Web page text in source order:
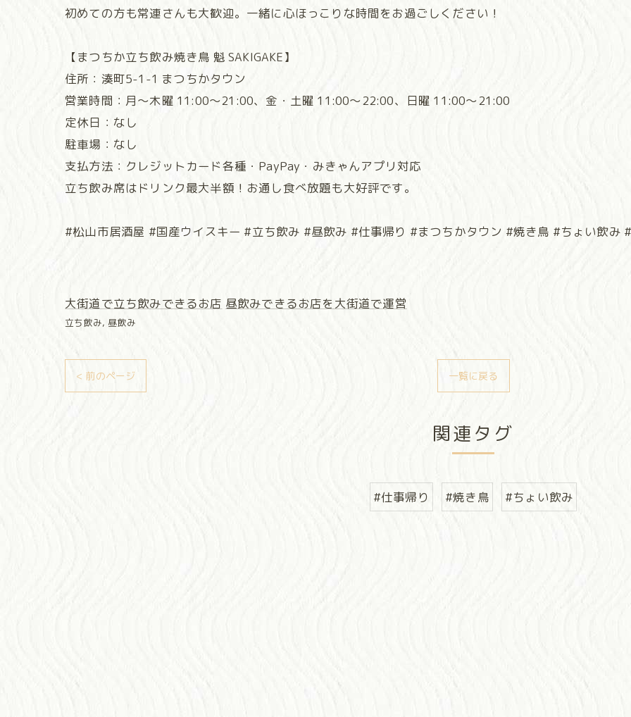
初めての方も常連さんも大歓迎。一緒に心ほっこりな時間をお過ごしください！
【まつちか立ち飲み焼き鳥 魁 SAKIGAKE】
住所：湊町5-1-1 まつちかタウン
営業時間：月～木曜 11:00～21:00、金・土曜 11:00～22:00、日曜 11:00～21:00
定休日：なし
駐車場：なし
支払方法：クレジットカード各種・PayPay・みきゃんアプリ対応
立ち飲み席はドリンク最大半額！お通し食べ放題も大好評です。
#松山市居酒屋 #国産ウイスキー #立ち飲み #昼飲み #仕事帰り #まつちかタウン #焼き鳥 #ちょい飲み
大街道で立ち飲みできるお店 昼飲みできるお店を大街道で運営
立ち飲み 昼飲み
< 前のページ 一覧に戻る
関連タグ
#仕事帰り #焼き鳥 #ちょい飲み